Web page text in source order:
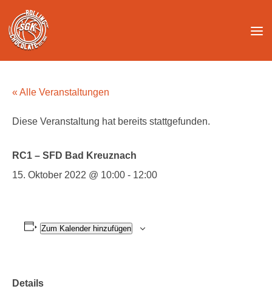
Unter dem Inhalt
« Alle Veranstaltungen
Diese Veranstaltung hat bereits stattgefunden.
RC1 – SFD Bad Kreuznach
15. Oktober 2022 @ 10:00 - 12:00
Zum Kalender hinzufügen
Details